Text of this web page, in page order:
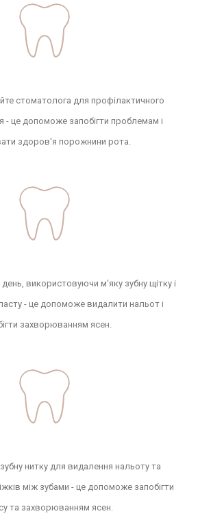
стоматолога для профілактичного
- це допоможе запобігти проблемам і
здоров'я порожнини рота.
день, використовуючи м'яку зубну щітку і
- це допоможе видалити нальот і
захворюванням ясен.
нитку для видалення нальоту та
між зубами - це допоможе запобігти
та захворюванням ясен.